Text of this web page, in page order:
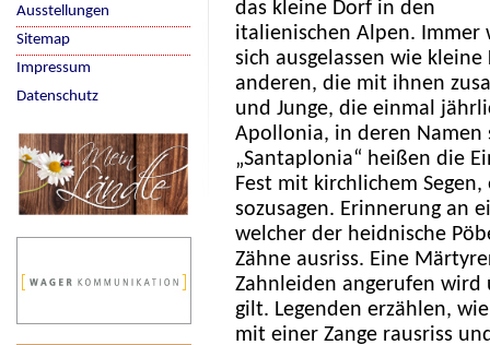
das kleine Dorf in den
italienischen Alpen. Immer
sich ausgelassen wie
anderen, die mit ihnen
und Junge, die einmal
Apollonia, in deren Namen
„Santaplonia“ heißen die
Fest mit kirchlichem
sozusagen. Erinnerung an
welcher der heidnische
Zähne ausriss. Eine
Zahnleiden angerufen wird
gilt. Legenden erzählen,
mit einer Zange rausriss
Ausstellungen
Sitemap
Impressum
Datenschutz